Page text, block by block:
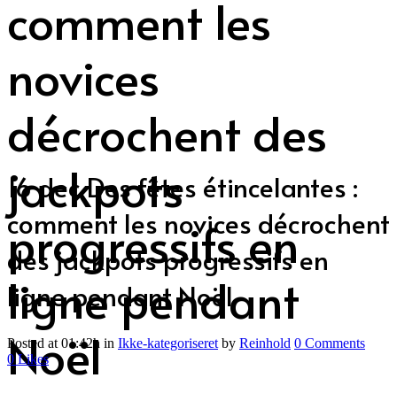
comment les
novices
décrochent des
jackpots
progressifs en
ligne pendant
Noël
16 decDes fêtes étincelantes :
comment les novices décrochent
des jackpots progressifs en
ligne pendant Noël
Posted at 01:42h in Ikke-kategoriseret by Reinhold 0 Comments
0Likes